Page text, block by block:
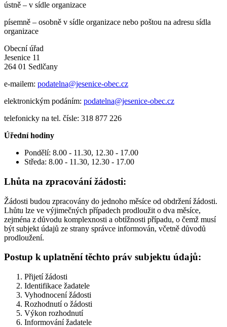
ústně – v sídle organizace
písemně – osobně v sídle organizace nebo poštou na adresu sídla
organizace
Obecní úřad
Jesenice 11
264 01 Sedlčany
e-mailem: podatelna@jesenice-obec.cz
elektronickým podáním: podatelna@jesenice-obec.cz
telefonicky na tel. čísle: 318 877 226
Úřední hodiny
Pondělí: 8.00 - 11.30, 12.30 - 17.00
Středa: 8.00 - 11.30, 12.30 - 17.00
Lhůta na zpracování žádosti:
Žádosti budou zpracovány do jednoho měsíce od obdržení žádosti.
Lhůtu lze ve výjimečných případech prodloužit o dva měsíce,
zejména z důvodu komplexnosti a obtížnosti případu, o čemž musí
být subjekt údajů ze strany správce informován, včetně důvodů
prodloužení.
Postup k uplatnění těchto práv subjektu údajů:
Přijetí žádosti
Identifikace žadatele
Vyhodnocení žádosti
Rozhodnutí o žádosti
Výkon rozhodnutí
Informování žadatele